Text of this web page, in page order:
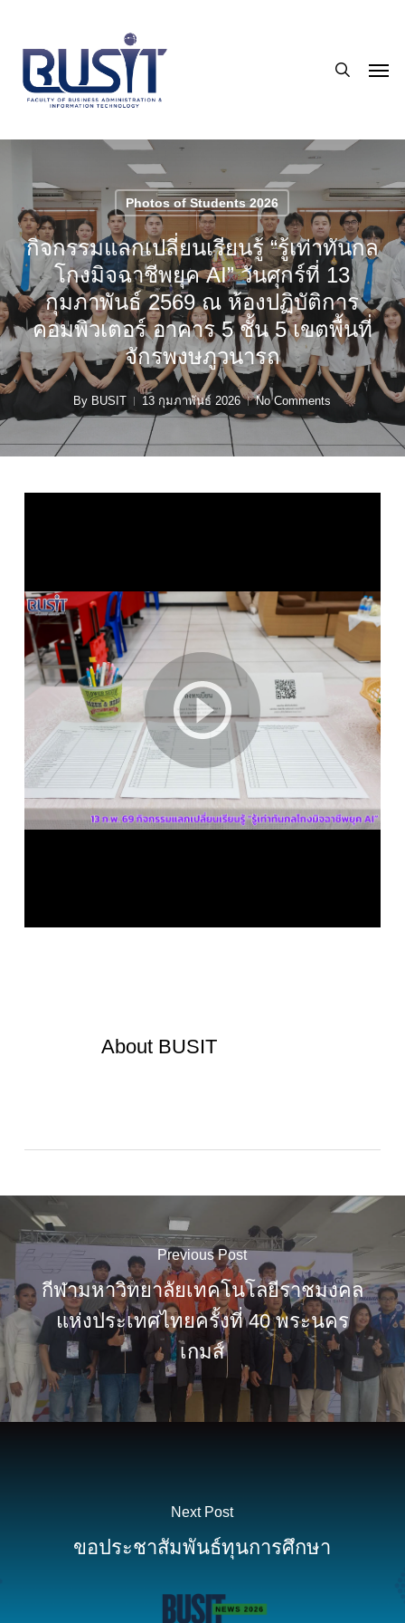
main
content
Photos of Students 2026
กิจกรรมแลกเปลี่ยนเรียนรู้ “รู้เท่าทันกล
โกงมิจฉาชีพยุค AI” วันศุกร์ที่ 13
กุมภาพันธ์ 2569 ณ ห้องปฏิบัติการ
คอมพิวเตอร์ อาคาร 5 ชั้น 5 เขตพื้นที่
จักรพงษภูวนารถ
By BUSIT 13 กุมภาพันธ์ 2026 No Comments
AboutBUSIT
Previous Post
กีฬามหาวิทยาลัยเทคโนโลยีราชมงคล
แห่งประเทศไทยครั้งที่ 40 พระนคร
เกมส์
Next Post
ขอประชาสัมพันธ์ทุนการศึกษา